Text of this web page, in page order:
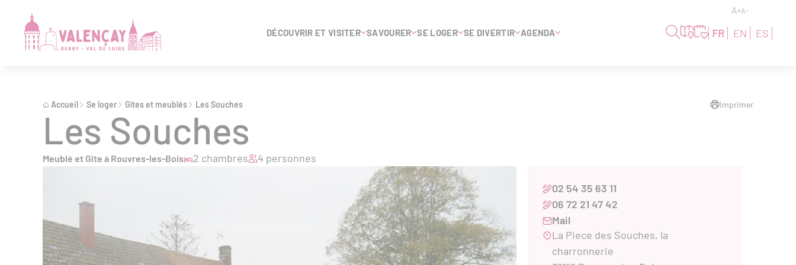
DÉCOUVRIR ET VISITER SAVOURER SE LOGER SE DIVERTIR AGENDA FR EN ES
A+A-
Accueil Se loger Gîtes et meublés Les Souches Imprimer
Les Souches
Meublé et Gîte à Rouvres-les-Bois 2 chambres 4 personnes
02 54 35 63 11
06 72 21 47 42
Mail
La Piece des Souches, la
charronnerie